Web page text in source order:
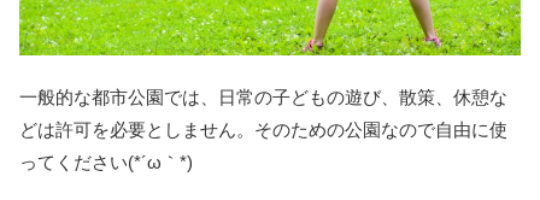
一般的な都市公園では、日常の子どもの遊び、散策、休憩な
どは許可を必要としません。そのための公園なので自由に使
ってください(*´ω｀*)